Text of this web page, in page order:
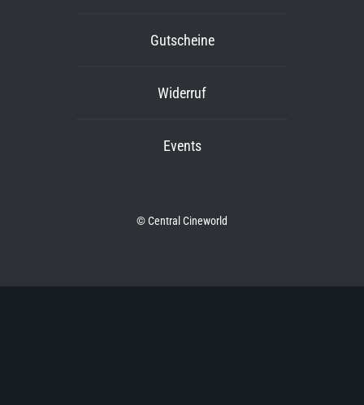
Gutscheine
Widerruf
Events
© Central Cineworld